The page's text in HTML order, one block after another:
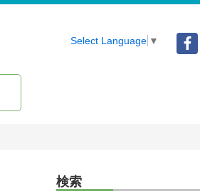
Select Language ▼
検索